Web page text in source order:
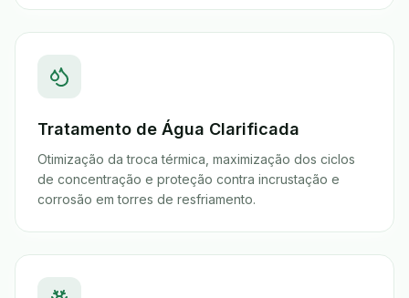
Tratamento de Água Clarificada
Otimização da troca térmica, maximização dos ciclos
de concentração e proteção contra incrustação e
corrosão em torres de resfriamento.